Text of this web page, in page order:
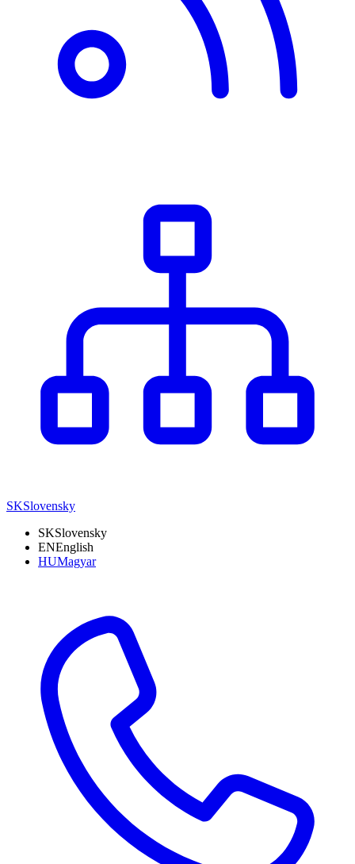
SKSlovensky
SKSlovensky
ENEnglish
HUMagyar